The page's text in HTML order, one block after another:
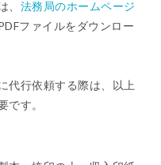
、 法務局のホームページ
ファイルをダウンロー
代行依頼する際は、以上
です。